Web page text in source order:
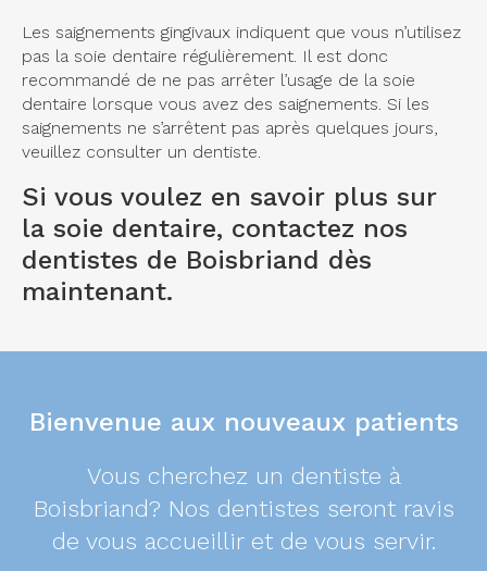
Les saignements gingivaux indiquent que vous n’utilisez
pas la soie dentaire régulièrement. Il est donc
recommandé de ne pas arrêter l’usage de la soie
dentaire lorsque vous avez des saignements. Si les
saignements ne s’arrêtent pas après quelques jours,
veuillez consulter un dentiste.
Si vous voulez en savoir plus sur
la soie dentaire, contactez nos
dentistes de Boisbriand dès
maintenant.
Bienvenue aux nouveaux patients
Vous cherchez un dentiste à
Boisbriand? Nos dentistes seront ravis
de vous accueillir et de vous servir.